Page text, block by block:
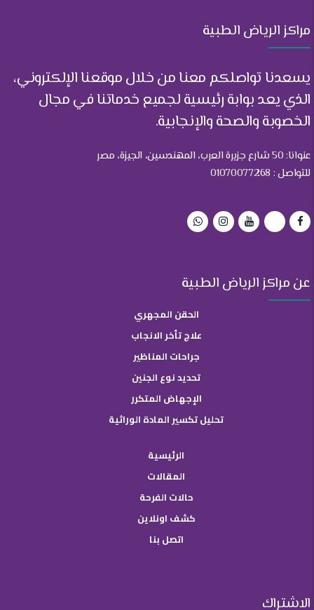
مراكز الرياض الطبية
يسعدنا تواصلكم معنا من خلال موقعنا الإلكتروني،
الذي يعد بوابة رئيسية لجميع خدماتنا في مجال
الخصوبة والصحة والإنجابية.
عنوانا: 50 شارع جزيرة العرب، المهندسين، الجيزة، مصر
للتواصل : 01070077268
عن مراكز الرياض الطبية
الحقن المجهري
علاج تأخر الانجاب
جراحات المناظير
تحديد نوع الجنين
الإجهاض المتكرر
تحليل تكسير المادة الوراثية
الرئيسية
المقالات
حالات الفرحة
كشف اونلاين
اتصل بنا
الاشتراك